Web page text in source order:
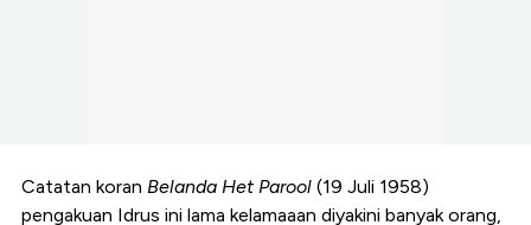
Catatan koran Belanda Het Parool (19 Juli 1958)
pengakuan Idrus ini lama kelamaaan diyakini banyak orang,